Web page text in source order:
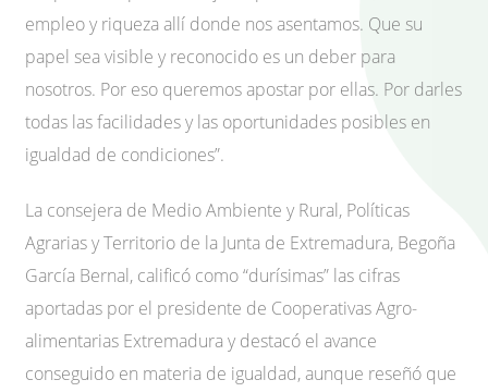
empleo y riqueza allí donde nos asentamos. Que su
papel sea visible y reconocido es un deber para
nosotros. Por eso queremos apostar por ellas. Por darles
todas las facilidades y las oportunidades posibles en
igualdad de condiciones”.
La consejera de Medio Ambiente y Rural, Políticas
Agrarias y Territorio de la Junta de Extremadura, Begoña
García Bernal, calificó como “durísimas” las cifras
aportadas por el presidente de Cooperativas Agro-
alimentarias Extremadura y destacó el avance
conseguido en materia de igualdad, aunque reseñó que